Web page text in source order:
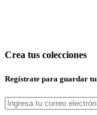
Crea tus colecciones
Regístrate para guardar